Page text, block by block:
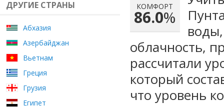
ДРУГИЕ СТРАНЫ
Абхазия
Азербайджан
Вьетнам
Греция
Грузия
Египет
КОМФОРТ
86.0%
облачность,
рассчитали
который
что уровень